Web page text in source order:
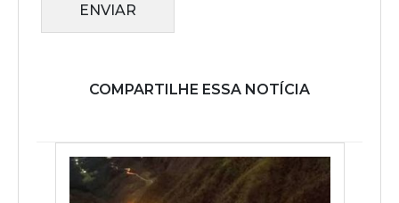
ENVIAR
COMPARTILHE ESSA NOTÍCIA